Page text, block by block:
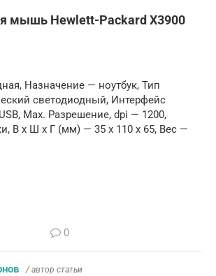
мышь Hewlett-Packard X3900
Назначение — ноутбук, Тип
светодиодный, Интерфейс
Max. Разрешение, dpi — 1200,
В x Ш x Г (мм) — 35 x 110 x 65, Вес —
0
/ автор статьи